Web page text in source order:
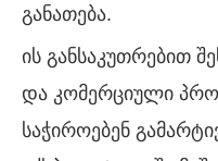
განათება.
ის განსაკუთრებით
და კომერციული
საჭიროებენ